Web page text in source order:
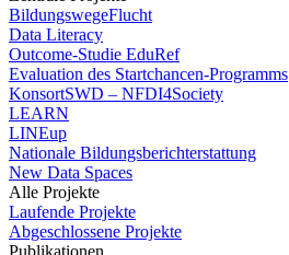
BildungswegeFlucht
Data Literacy
Outcome-Studie EduRef
Evaluation des Startchancen-Programms
KonsortSWD – NFDI4Society
LEARN
LINEup
Nationale Bildungsberichterstattung
New Data Spaces
Alle Projekte
Laufende Projekte
Abgeschlossene Projekte
Publikationen